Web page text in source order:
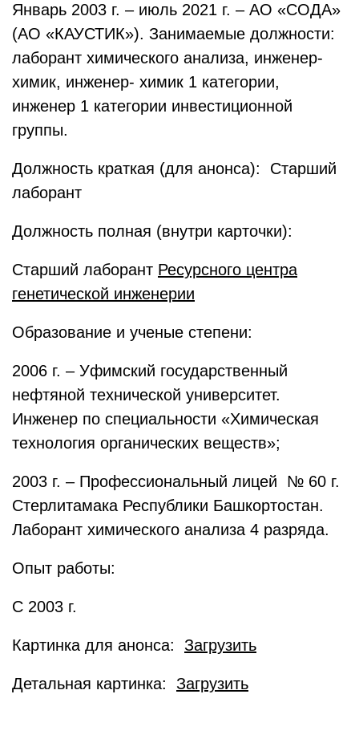
Январь 2003 г. – июль 2021 г. – АО «СОДА»
(АО «КАУСТИК»). Занимаемые должности:
лаборант химического анализа, инженер-
химик, инженер- химик 1 категории,
инженер 1 категории инвестиционной
группы.
Должность краткая (для анонса): Старший
лаборант
Должность полная (внутри карточки):
Старший лаборант Ресурсного центра
генетической инженерии
Образование и ученые степени:
2006 г. – Уфимский государственный
нефтяной технической университет.
Инженер по специальности «Химическая
технология органических веществ»;
2003 г. – Профессиональный лицей № 60 г.
Стерлитамака Республики Башкортостан.
Лаборант химического анализа 4 разряда.
Опыт работы:
С 2003 г.
Картинка для анонса: Загрузить
Детальная картинка: Загрузить